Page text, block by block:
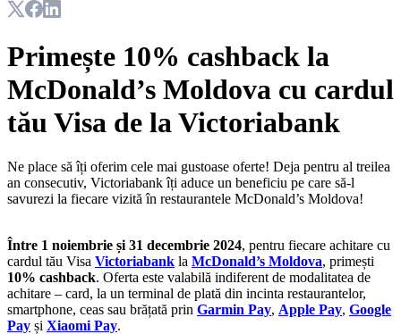
Primește 10% cashback la
McDonald’s Moldova cu cardul
tău Visa de la Victoriabank
Ne place să îți oferim cele mai gustoase oferte! Deja pentru al treilea
an consecutiv, Victoriabank îți aduce un beneficiu pe care să-l
savurezi la fiecare vizită în restaurantele McDonald’s Moldova!
Între 1 noiembrie și 31 decembrie 2024, pentru fiecare achitare cu
cardul tău Visa Victoriabank la McDonald’s Moldova, primești
10% cashback. Oferta este valabilă indiferent de modalitatea de
achitare – card, la un terminal de plată din incinta restaurantelor,
smartphone, ceas sau brățată prin Garmin Pay, Apple Pay, Google
Pay și Xiaomi Pay.